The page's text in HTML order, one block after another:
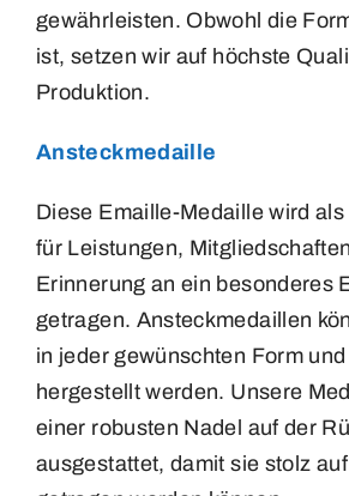
gewährleisten. Obwohl die
ist, setzen wir auf höchste
Produktion.
Ansteckmedaille
Diese Emaille-Medaille wird
für Leistungen,
Erinnerung an ein besonderes
getragen. Ansteckmedaillen
in jeder gewünschten Form
hergestellt werden. Unsere
einer robusten Nadel auf der
ausgestattet, damit sie stolz